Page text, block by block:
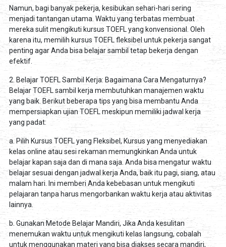
Namun, bagi banyak pekerja, kesibukan sehari-hari sering
menjadi tantangan utama. Waktu yang terbatas membuat
mereka sulit mengikuti kursus TOEFL yang konvensional. Oleh
karena itu, memilih kursus TOEFL fleksibel untuk pekerja sangat
penting agar Anda bisa belajar sambil tetap bekerja dengan
efektif.
2. Belajar TOEFL Sambil Kerja: Bagaimana Cara Mengaturnya?
Belajar TOEFL sambil kerja membutuhkan manajemen waktu
yang baik. Berikut beberapa tips yang bisa membantu Anda
mempersiapkan ujian TOEFL meskipun memiliki jadwal kerja
yang padat:
a. Pilih Kursus TOEFL yang Fleksibel, Kursus yang menyediakan
kelas online atau sesi rekaman memungkinkan Anda untuk
belajar kapan saja dan di mana saja. Anda bisa mengatur waktu
belajar sesuai dengan jadwal kerja Anda, baik itu pagi, siang, atau
malam hari. Ini memberi Anda kebebasan untuk mengikuti
pelajaran tanpa harus mengorbankan waktu kerja atau aktivitas
lainnya.
b. Gunakan Metode Belajar Mandiri, Jika Anda kesulitan
menemukan waktu untuk mengikuti kelas langsung, cobalah
untuk menggunakan materi yang bisa diakses secara mandiri,